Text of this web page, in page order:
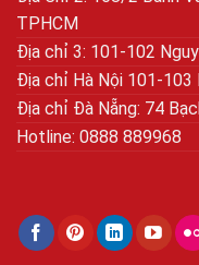
TPHCM
Địa chỉ 3: 101-102
Địa chỉ Hà Nội 101-103
Địa chỉ Đà Nẵng: 74
Hotline: 0888 889968